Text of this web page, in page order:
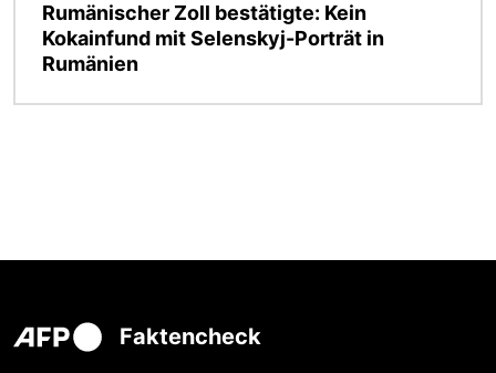
Rumänischer Zoll bestätigte: Kein
Kokainfund mit Selenskyj-Porträt in
Rumänien
Faktencheck